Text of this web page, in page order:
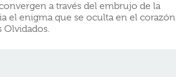
a través del embrujo de la
el enigma que se oculta en el corazón
Olvidados.